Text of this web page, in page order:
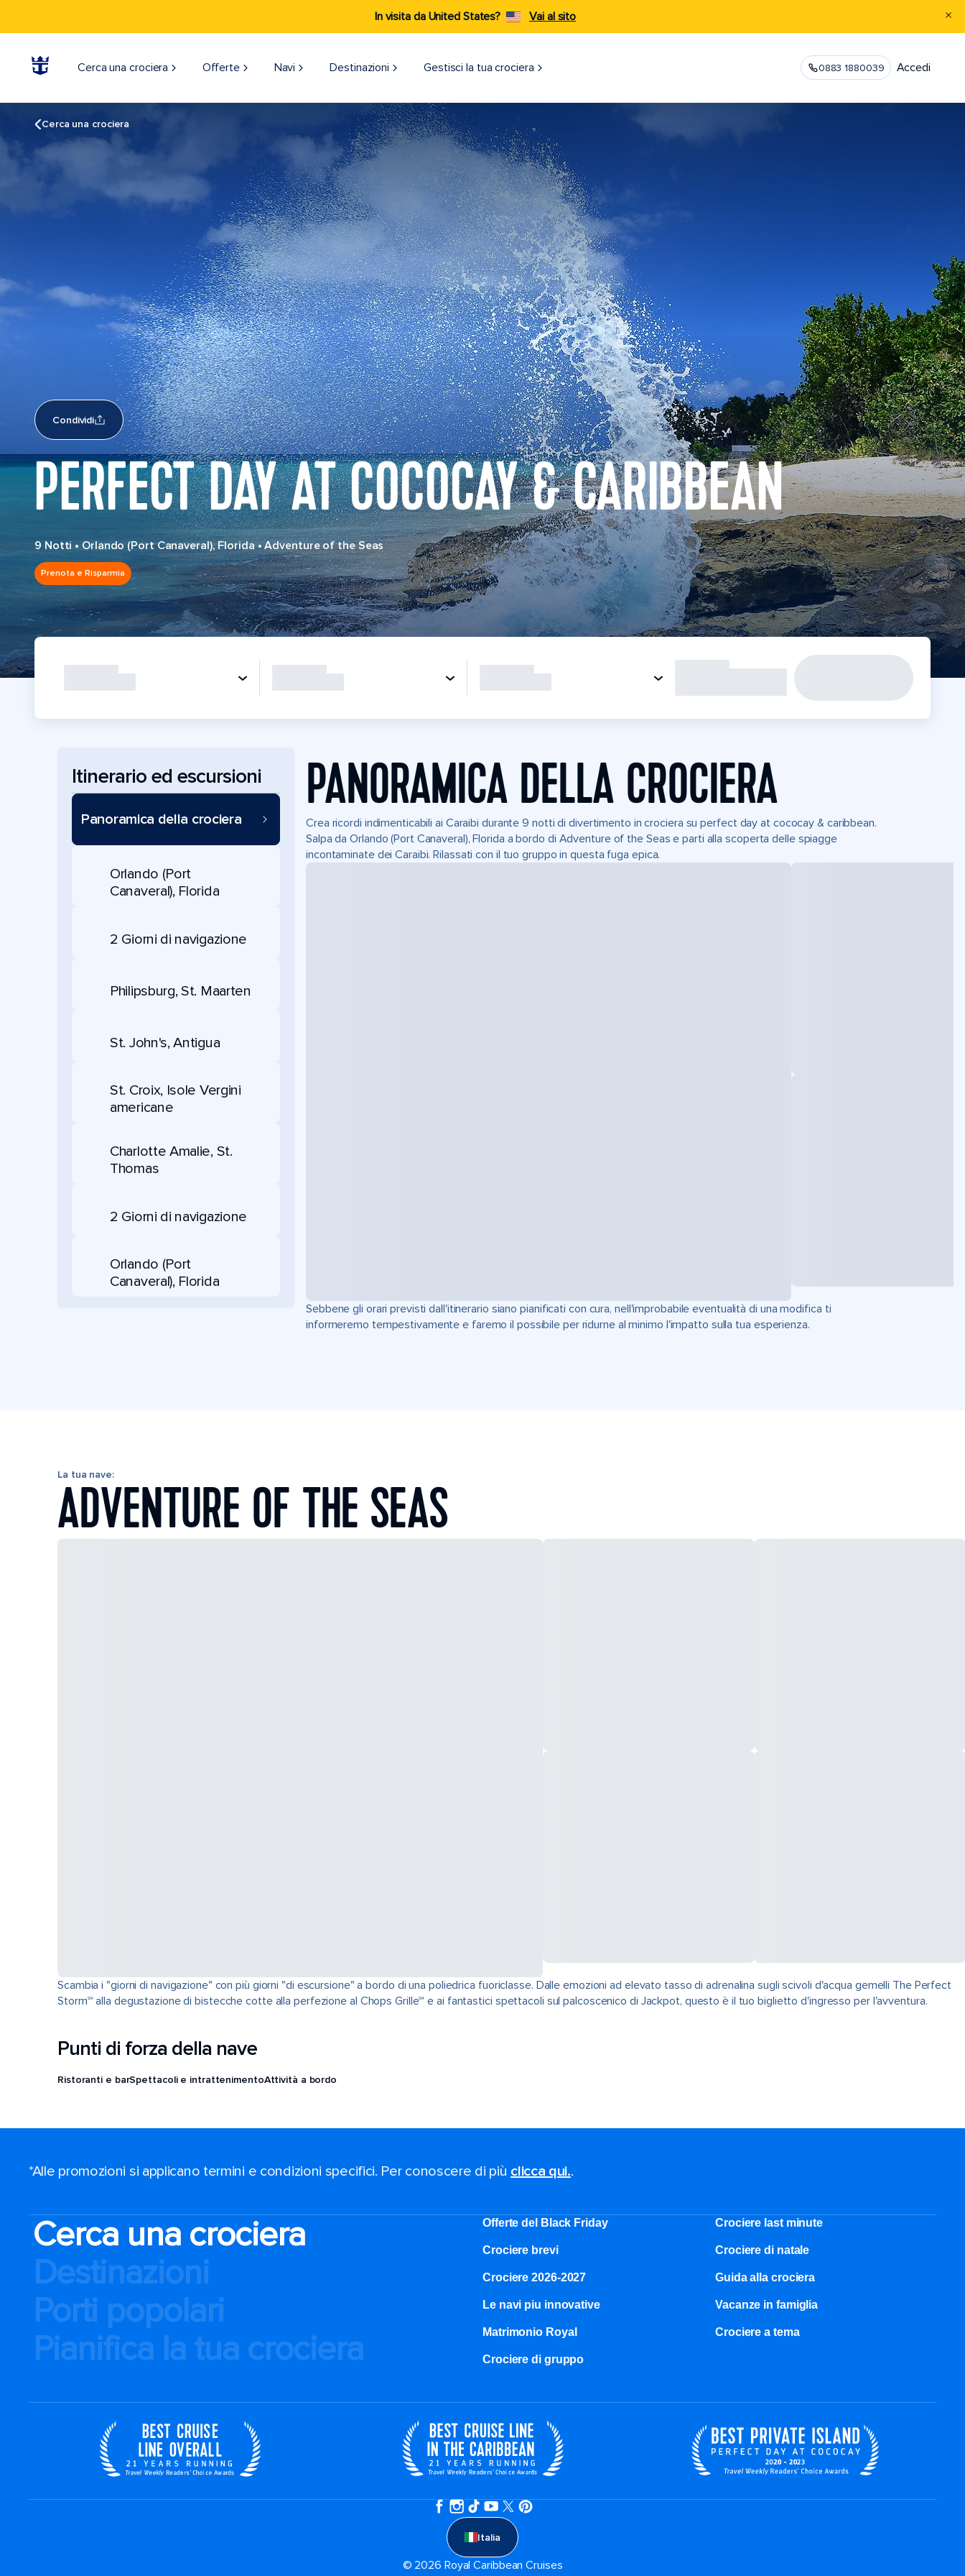
In visita da United States? Vai al sito
Cerca una crociera Offerte Navi Destinazioni​ Gestisci la tua crociera 0883 1880039 Accedi
Cerca una crociera
Condividi
PERFECT DAY AT COCOCAY & CARIBBEAN
9 Notti • Orlando (Port Canaveral), Florida•Adventure of the Seas
Prenota e Risparmia
Itinerario ed escursioni
Panoramica della crociera
Orlando (Port
Canaveral), Florida
2 Giorni di navigazione
Philipsburg, St. Maarten
St. John's, Antigua
St. Croix, Isole Vergini
americane
Charlotte Amalie, St.
Thomas
2 Giorni di navigazione
Orlando (Port
Canaveral), Florida
PANORAMICA DELLA CROCIERA
Crea ricordi indimenticabili ai Caraibi durante 9 notti di divertimento in crociera su perfect day at cococay & caribbean.
Salpa da Orlando (Port Canaveral), Florida a bordo di Adventure of the Seas e parti alla scoperta delle spiagge
incontaminate dei Caraibi. Rilassati con il tuo gruppo in questa fuga epica.
Sebbene gli orari previsti dall'itinerario siano pianificati con cura, nell'improbabile eventualità di una modifica ti
informeremo tempestivamente e faremo il possibile per ridurne al minimo l'impatto sulla tua esperienza.
La tua nave:
ADVENTURE OF THE SEAS
Scambia i "giorni di navigazione" con più giorni "di escursione" a bordo di una poliedrica fuoriclasse. Dalle emozioni ad elevato tasso di adrenalina sugli scivoli d'acqua gemelli The Perfect
Storm℠ alla degustazione di bistecche cotte alla perfezione al Chops Grille℠ e ai fantastici spettacoli sul palcoscenico di Jackpot, questo è il tuo biglietto d'ingresso per l'avventura.
Punti di forza della nave
Ristoranti e barSpettacoli e intrattenimentoAttività a bordo
*Alle promozioni si applicano termini e condizioni specifici. Per conoscere di più clicca qui..
Cerca una crociera
Destinazioni
Porti popolari
Pianifica la tua crociera
Offerte del Black Friday Crociere last minute
Crociere brevi​ Crociere di natale​
Crociere 2026-2027 Guida alla crociera
Le navi piu innovative Vacanze in famiglia
Matrimonio Royal Crociere a tema
Crociere di gruppo
Italia
© 2026 Royal Caribbean Cruises